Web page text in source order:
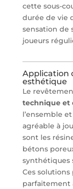
cette sous-
durée de vie
sensation de
joueurs
Application
esthétique
Le
technique et
l’ensemble
agréable à
sont les
bétons
synthétiques
Ces
parfaitement